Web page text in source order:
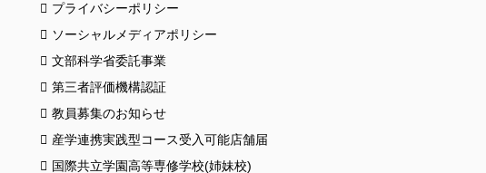
HOME
プライバシーポリシー
ソーシャルメディアポリシー
文部科学省委託事業
第三者評価機構認証
教員募集のお知らせ
産学連携実践型コース受入可能店舗届
国際共立学園高等専修学校(姉妹校)